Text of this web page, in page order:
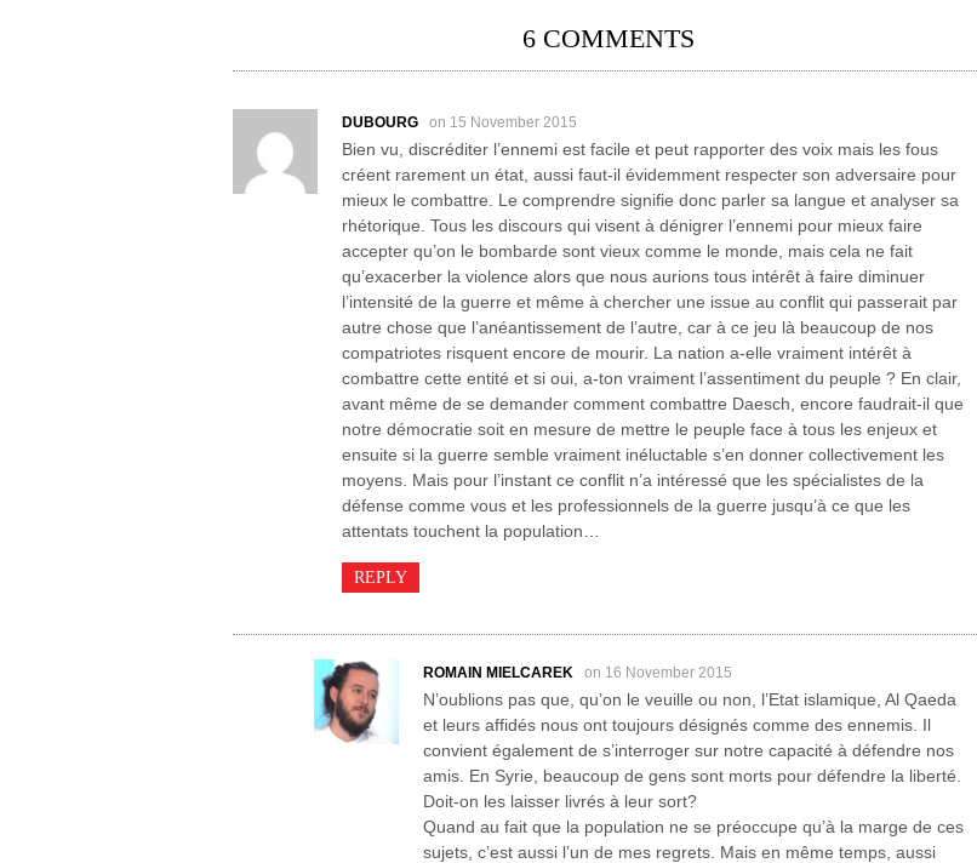
6 COMMENTS
DUBOURG on 15 November 2015
Bien vu, discréditer l’ennemi est facile et peut rapporter des voix mais les fous
créent rarement un état, aussi faut-il évidemment respecter son adversaire pour
mieux le combattre. Le comprendre signifie donc parler sa langue et analyser sa
rhétorique. Tous les discours qui visent à dénigrer l’ennemi pour mieux faire
accepter qu’on le bombarde sont vieux comme le monde, mais cela ne fait
qu’exacerber la violence alors que nous aurions tous intérêt à faire diminuer
l’intensité de la guerre et même à chercher une issue au conflit qui passerait par
autre chose que l’anéantissement de l’autre, car à ce jeu là beaucoup de nos
compatriotes risquent encore de mourir. La nation a-elle vraiment intérêt à
combattre cette entité et si oui, a-ton vraiment l’assentiment du peuple ? En clair,
avant même de se demander comment combattre Daesch, encore faudrait-il que
notre démocratie soit en mesure de mettre le peuple face à tous les enjeux et
ensuite si la guerre semble vraiment inéluctable s’en donner collectivement les
moyens. Mais pour l’instant ce conflit n’a intéressé que les spécialistes de la
défense comme vous et les professionnels de la guerre jusqu’à ce que les
attentats touchent la population…
REPLY
ROMAIN MIELCAREK on 16 November 2015
N’oublions pas que, qu’on le veuille ou non, l’Etat islamique, Al Qaeda
et leurs affidés nous ont toujours désignés comme des ennemis. Il
convient également de s’interroger sur notre capacité à défendre nos
amis. En Syrie, beaucoup de gens sont morts pour défendre la liberté.
Doit-on les laisser livrés à leur sort?
Quand au fait que la population ne se préoccupe qu’à la marge de ces
sujets, c’est aussi l’un de mes regrets. Mais en même temps, aussi